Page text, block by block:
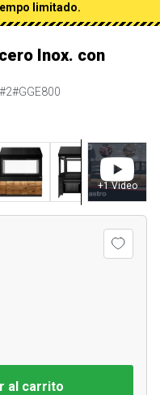
limitado.
Inox. con
+1 Video
al carrito